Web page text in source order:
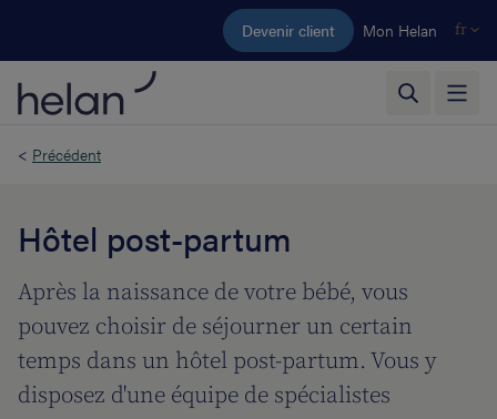
Aller au contenu principal
Devenir client Mon Helan fr
< Précédent
Hôtel post-partum
Après la naissance de votre bébé, vous
pouvez choisir de séjourner un certain
temps dans un hôtel post-partum. Vous y
disposez d'une équipe de spécialistes